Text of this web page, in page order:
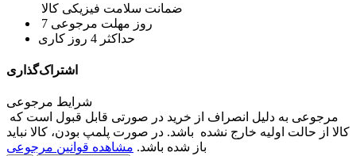
ضمانت سلامت فیزیکی کالا
7 روز مهلت مرجوعی
حداکثر 4 روز کاری
اشتراک‌گذاری
شرایط مرجوعی
کالا از حالت اولیه خارج نشده باشد. در صورت پلمپ بودن، کالا نباید
باز شده باشد. مشاهده قوانین مرجوعی